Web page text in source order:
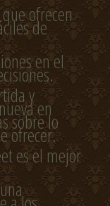
ofrecen
de
en el
y
en
sobre lo
ofrecer.
es el mejor